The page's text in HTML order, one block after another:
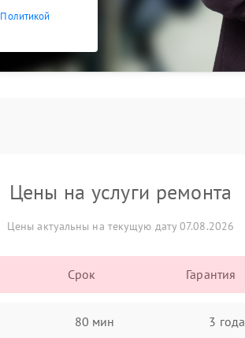
Политикой
Цены на услуги ремонта
Цены актуальны на текущую дату 07.08.2026
Срок Гарантия
80 мин 3 года